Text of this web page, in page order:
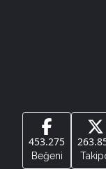
453.275
Beğeni